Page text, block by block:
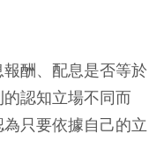
酬、配息是否等於
認知立場不同而
只要依據自己的立